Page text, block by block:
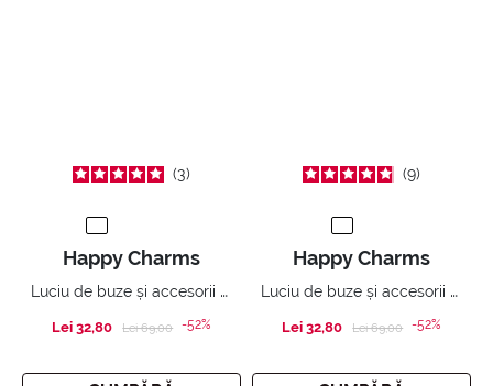
3
Happy Charms
Luciu de buze și accesorii multifuncționale
Lei 32,80 Price reduced from
Lei 69,00to-52%
9
Happy Charms
Luciu de buze și accesorii multifuncționale
Lei 32,80 Price reduced from
Lei 69,00to-52%